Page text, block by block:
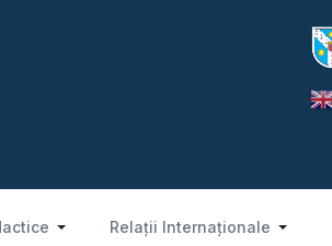
Relații Internaționale